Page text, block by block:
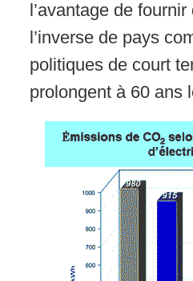
l’avantage de
l’inverse de pays
politiques de court
prolongent à 60 ans